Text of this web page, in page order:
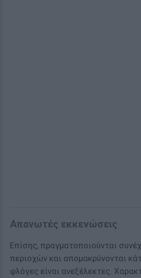
Απανωτές εκκενώσεις
Επίσης, πραγματοποιούνται
περιοχών και απομακρύνονται
φλόγες είναι ανεξέλεκτες.